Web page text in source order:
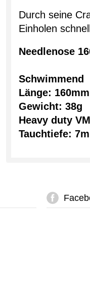
Durch seine
Einholen
Needlenose
Schwimmend
Länge: 160mm
Gewicht: 38g
Heavy duty
Tauchtiefe: